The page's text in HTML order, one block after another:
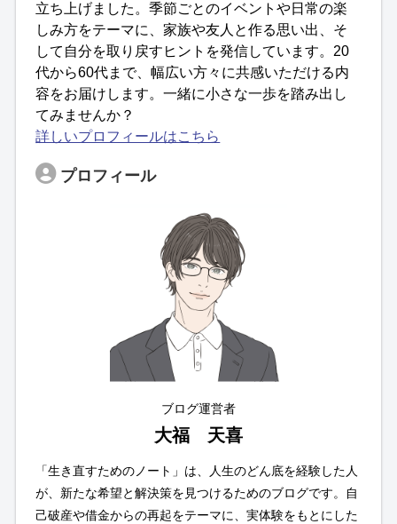
立ち上げました。季節ごとのイベントや日常の楽
しみ方をテーマに、家族や友人と作る思い出、そ
して自分を取り戻すヒントを発信しています。20
代から60代まで、幅広い方々に共感いただける内
容をお届けします。一緒に小さな一歩を踏み出し
てみませんか？
詳しいプロフィールはこちら
プロフィール
ブログ運営者
大福 天喜
「生き直すためのノート」は、人生のどん底を経験した人
が、新たな希望と解決策を見つけるためのブログです。自
己破産や借金からの再起をテーマに、実体験をもとにした